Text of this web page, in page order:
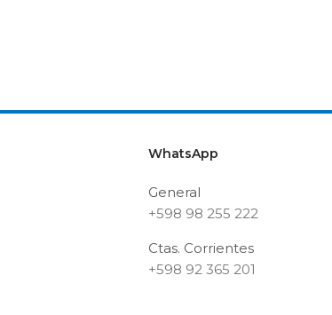
WhatsApp
General
+598 98 255 222
Ctas. Corrientes
+598 92 365 201